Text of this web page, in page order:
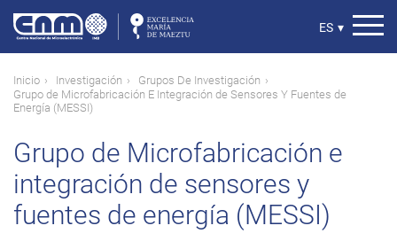
contenido
principal
Select
ES ▾
Ruta
de
Inicio Investigación
Grupos De Investigación
Grupo de Microfabricación E Integración de Sensores Y Fuentes de
Energía (MESSI)
Grupo de Microfabricación e
integración de sensores y
fuentes de energía (MESSI)